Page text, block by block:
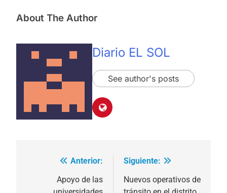
About The Author
Diario EL SOL
See author's posts
Navegación
Anterior:
Apoyo de las
Siguiente:
Nuevos operativos de